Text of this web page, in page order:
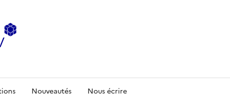
Nouveautés Nous écrire